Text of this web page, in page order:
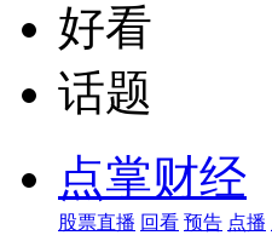
好看
话题
点掌财经
股票直播 回看 预告 点播